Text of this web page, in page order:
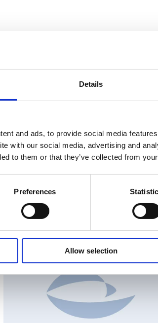
Details
and ads, to provide social media
with our social media, advertising and
to them or that they’ve collected from
Preferences
Allow selection
rullatavarana pyyhintä- ja hygieniatuotteisiin sekä
ennen kertaluonteisia eriä 19,4 milj. euroa.
Lue lisää: